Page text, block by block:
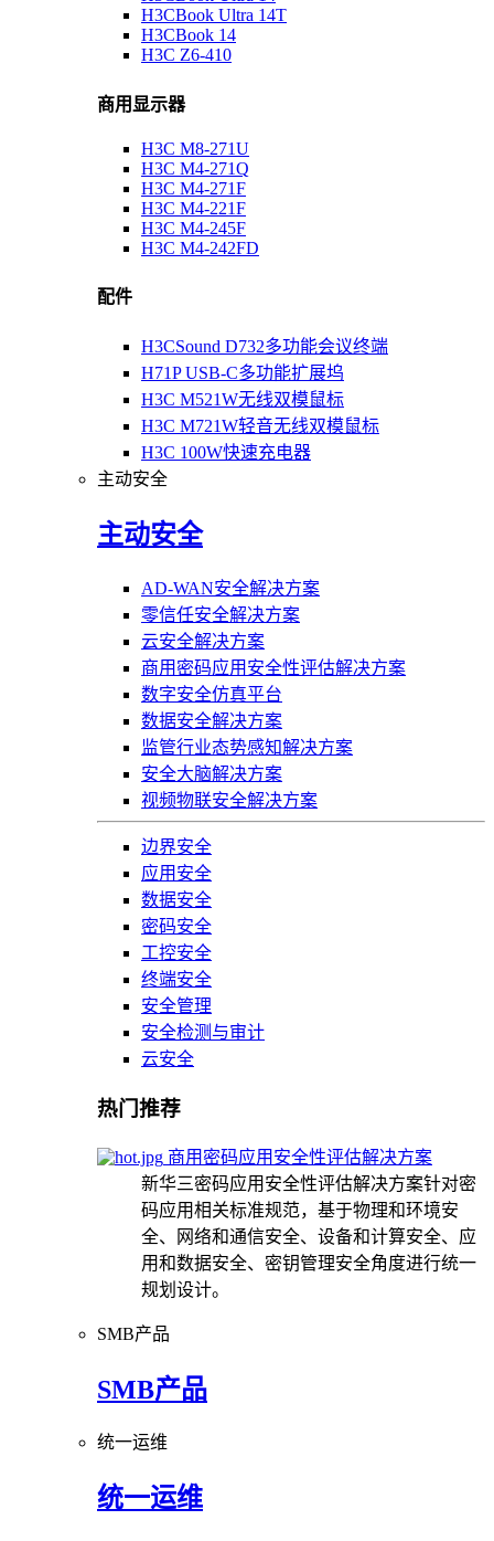
H3CBook Ultra 14T
H3CBook 14
H3C Z6-410
商用显示器
H3C M8-271U
H3C M4-271Q
H3C M4-271F
H3C M4-221F
H3C M4-245F
H3C M4-242FD
配件
H3CSound D732多功能会议终端
H71P USB-C多功能扩展坞
H3C M521W无线双模鼠标
H3C M721W轻音无线双模鼠标
H3C 100W快速充电器
主动安全
主动安全
AD-WAN安全解决方案
零信任安全解决方案
云安全解决方案
商用密码应用安全性评估解决方案
数字安全仿真平台
数据安全解决方案
监管行业态势感知解决方案
安全大脑解决方案
视频物联安全解决方案
边界安全
应用安全
数据安全
密码安全
工控安全
终端安全
安全管理
安全检测与审计
云安全
热门推荐
商用密码应用安全性评估解决方案
新华三密码应用安全性评估解决方案针对密
码应用相关标准规范，基于物理和环境安
全、网络和通信安全、设备和计算安全、应
用和数据安全、密钥管理安全角度进行统一
规划设计。
SMB产品
SMB产品
统一运维
统一运维